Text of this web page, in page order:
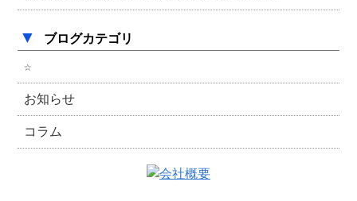
▼ ブログカテゴリ
☆
お知らせ
コラム